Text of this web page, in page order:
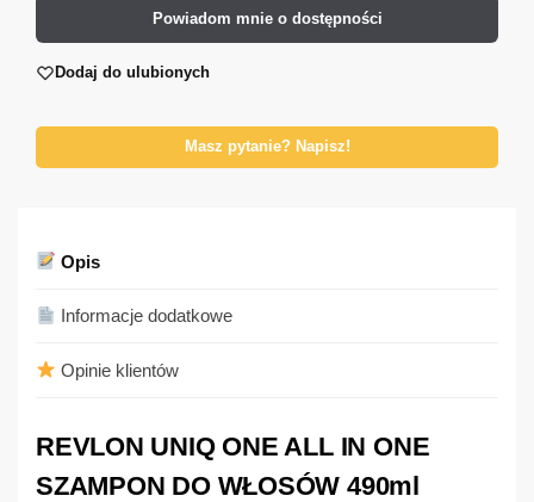
Powiadom mnie o dostępności
Dodaj do ulubionych
Masz pytanie? Napisz!
Opis
Informacje dodatkowe
Opinie klientów
REVLON UNIQ ONE ALL IN ONE
SZAMPON DO WŁOSÓW 490ml